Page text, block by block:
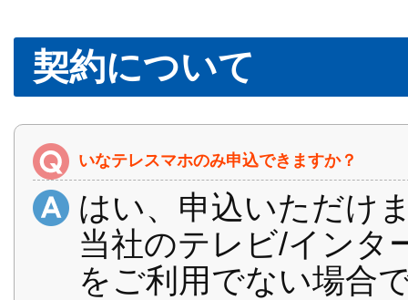
契約について
いなテレスマホのみ申込できますか？
はい、申込いただけ
当社のテレビ/インタ
をご利用でない場合